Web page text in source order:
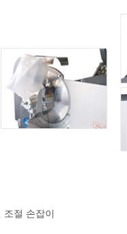
조절 손잡이